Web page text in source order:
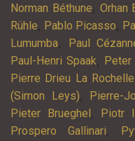
Norman Béthune, Orhan
Rühle, Pablo Picasso,
Lumumba, Paul
Paul-Henri Spaak, Peter
Pierre Drieu La Rochelle
(Simon Leys), Pierre-
Pieter Brueghel , Piotr
Prospero Gallinari,